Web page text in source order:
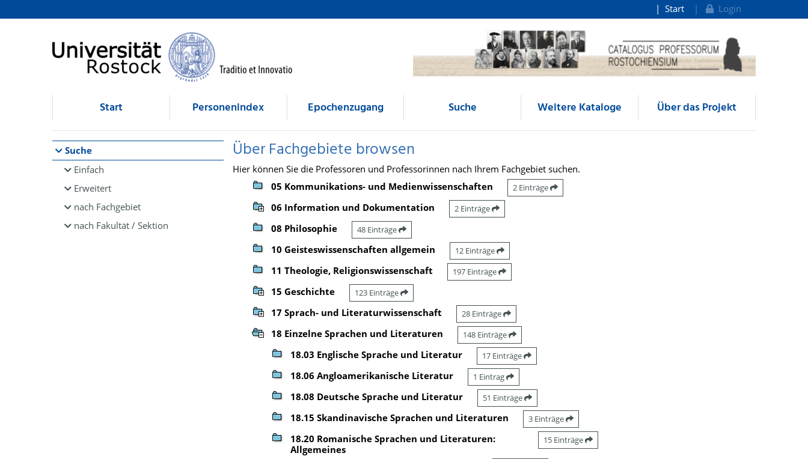
Browsen
direkt zum Inhalt
Start Login
Start Personenindex Epochenzugang Suche Weitere Kataloge Über das Projekt
Suche
Einfach
Erweitert
nach Fachgebiet
nach Fakultät / Sektion
Über Fachgebiete browsen
Hier können Sie die Professoren und Professorinnen nach Ihrem Fachgebiet suchen.
05 Kommunikations- und Medienwissenschaften
2 Einträge
06 Information und Dokumentation 2 Einträge
08 Philosophie 48 Einträge
10 Geisteswissenschaften allgemein 12 Einträge
11 Theologie, Religionswissenschaft 197 Einträge
15 Geschichte 123 Einträge
17 Sprach- und Literaturwissenschaft 28 Einträge
18 Einzelne Sprachen und Literaturen 148 Einträge
18.03 Englische Sprache und Literatur 17 Einträge
18.06 Angloamerikanische Literatur 1 Eintrag
18.08 Deutsche Sprache und Literatur 51 Einträge
18.15 Skandinavische Sprachen und Literaturen 3 Einträge
18.20 Romanische Sprachen und Literaturen:
Allgemeines
15 Einträge